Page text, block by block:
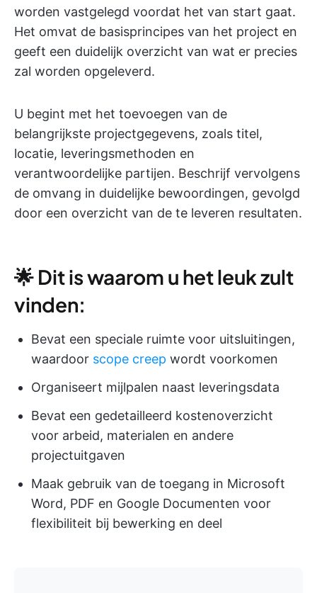
worden vastgelegd voordat het van start gaat.
Het omvat de basisprincipes van het project en
geeft een duidelijk overzicht van wat er precies
zal worden opgeleverd.
U begint met het toevoegen van de
belangrijkste projectgegevens, zoals titel,
locatie, leveringsmethoden en
verantwoordelijke partijen. Beschrijf vervolgens
de omvang in duidelijke bewoordingen, gevolgd
door een overzicht van de te leveren resultaten.
🌟 Dit is waarom u het leuk zult
vinden:
Bevat een speciale ruimte voor uitsluitingen,
waardoor scope creep wordt voorkomen
Organiseert mijlpalen naast leveringsdata
Bevat een gedetailleerd kostenoverzicht
voor arbeid, materialen en andere
projectuitgaven
Maak gebruik van de toegang in Microsoft
Word, PDF en Google Documenten voor
flexibiliteit bij bewerking en deel